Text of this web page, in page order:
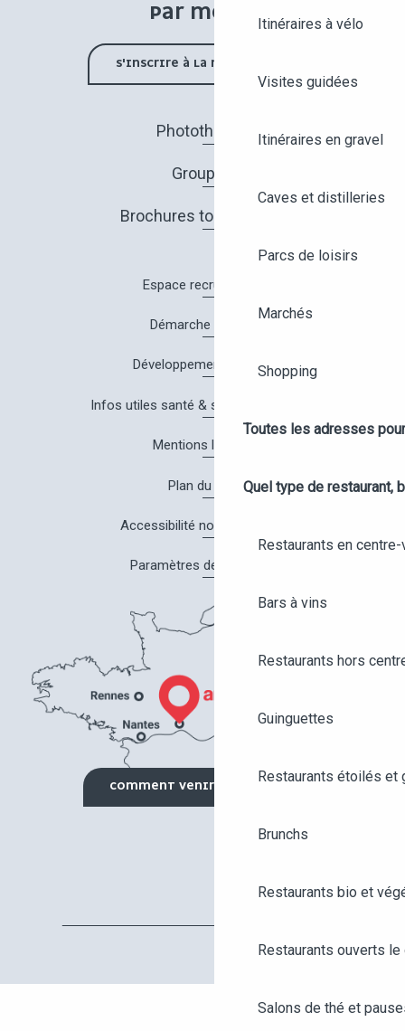
Itinéraires à vélo
Visites guidées
Itinéraires en gravel
Caves et distilleries
Parcs de loisirs
Marchés
Shopping
Toutes les adresses
Quel type de restaurant,
Restaurants en
Bars à vins
Restaurants hors
Guinguettes
Restaurants étoilés et
Brunchs
Restaurants bio et
Restaurants ouverts le
Salons de thé et
PAR MOIS !
S'INSCRIRE À LA NEWSLETTER
Photothèque
Groupes
Brochures touristiques
Espace recrutement
Démarche Qualité
Développement durable
Infos utiles santé & sécurité à Angers
Mentions légales
Plan du site
Accessibilité non conforme
Paramètres des cookies
COMMENT VENIR ?